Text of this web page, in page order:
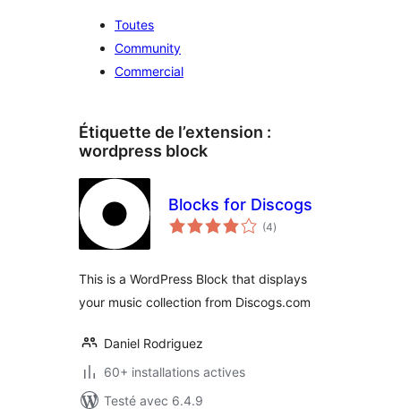
Toutes
Community
Commercial
Étiquette de l’extension :
wordpress block
Blocks for Discogs
(4notes
en
)
This is a WordPress Block that displays
your music collection from Discogs.com
Daniel Rodriguez
60+ installations actives
Testé avec 6.4.9